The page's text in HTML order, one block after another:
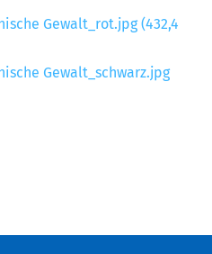
Gewalt_rot.jpg(432,4
Gewalt_schwarz.jpg